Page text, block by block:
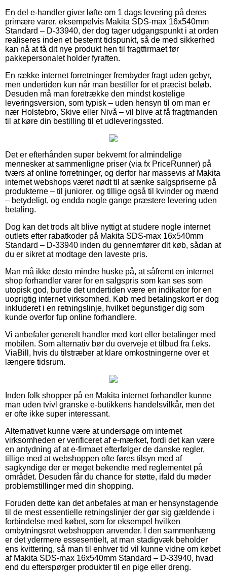
En del e-handler giver løfte om 1 dags levering på deres
primære varer, eksempelvis Makita SDS-max 16x540mm
Standard – D-33940, der dog tager udgangspunkt i at orden
realiseres inden et bestemt tidspunkt, så de med sikkerhed
kan nå at få dit nye produkt hen til fragtfirmaet før
pakkepersonalet holder fyraften.
En række internet forretninger frembyder fragt uden gebyr,
men undertiden kun når man bestiller for et præcist beløb.
Desuden må man foretrække den mindst kostelige
leveringsversion, som typisk – uden hensyn til om man er
nær Holstebro, Skive eller Nivå – vil blive at få fragtmanden
til at køre din bestilling til et udleveringssted.
Det er efterhånden super bekvemt for almindelige
mennesker at sammenligne priser (via fx PriceRunner) på
tværs af online forretninger, og derfor har massevis af Makita
internet webshops været nødt til at sænke salgspriserne på
produkterne – til juniorer, og tillige også til kvinder og mænd
– betydeligt, og endda nogle gange præstere levering uden
betaling.
Dog kan det trods alt blive nyttigt at studere nogle internet
outlets efter rabatkoder på Makita SDS-max 16x540mm
Standard – D-33940 inden du gennemfører dit køb, sådan at
du er sikret at modtage den laveste pris.
Man må ikke desto mindre huske på, at såfremt en internet
shop forhandler varer for en salgspris som kan ses som
utopisk god, burde det undertiden være en indikator for en
uoprigtig internet virksomhed. Køb med betalingskort er dog
inkluderet i en retningslinje, hvilket begunstiger dig som
kunde overfor fup online forhandlere.
Vi anbefaler generelt handler med kort eller betalinger med
mobilen. Som alternativ bør du overveje et tilbud fra f.eks.
ViaBill, hvis du tilstræber at klare omkostningerne over et
længere tidsrum.
Inden folk shopper på en Makita internet forhandler kunne
man uden tvivl granske e-butikkens handelsvilkår, men det
er ofte ikke super interessant.
Alternativet kunne være at undersøge om internet
virksomheden er verificeret af e-mærket, fordi det kan være
en antydning af at e-firmaet efterfølger de danske regler,
tillige med at webshoppen ofte føres tilsyn med af
sagkyndige der er meget bekendte med reglementet på
området. Desuden får du chance for støtte, ifald du møder
problemstillinger med din shopping.
Foruden dette kan det anbefales at man er hensynstagende
til de mest essentielle retningslinjer der gør sig gældende i
forbindelse med købet, som for eksempel hvilken
ombytningsret webshoppen anvender. I den sammenhæng
er det ydermere essesentielt, at man stadigvæk beholder
ens kvittering, så man til enhver tid vil kunne vidne om købet
af Makita SDS-max 16x540mm Standard – D-33940, hvad
end du efterspørger produkter til en pige eller dreng.